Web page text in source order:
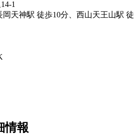
1
天神駅 徒歩10分、西山天王山駅 徒
情報